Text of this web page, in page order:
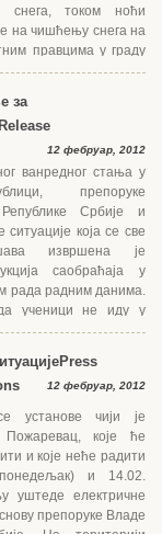
снега, током ноћи
на чишћењу снега на
правцима у граду
за
12 фебруар, 2012
ванредног стања у
препоруке
Србије и
која се све
извршена је
саобраћаја у
рада радним данима.
ученици не иду у
Press
12 фебруар, 2012
установе чији је
које ће
и које неће радити
и 14.02.
уштеде електричне
препоруке Владе